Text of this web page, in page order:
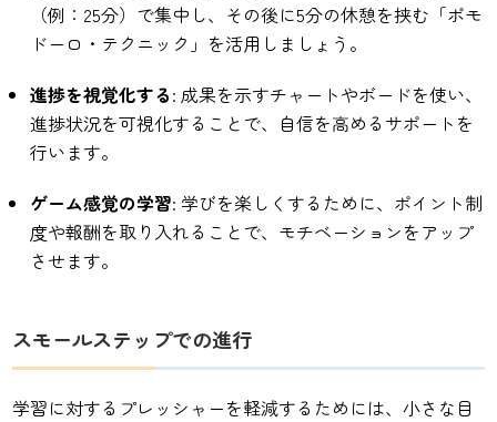
（例：25分）で集中し、その後に5分の休憩を挟む「ポモ
ドーロ・テクニック」を活用しましょう。
進捗を視覚化する: 成果を示すチャートやボードを使い、
進捗状況を可視化することで、自信を高めるサポートを
行います。
ゲーム感覚の学習: 学びを楽しくするために、ポイント制
度や報酬を取り入れることで、モチベーションをアップ
させます。
スモールステップでの進行
学習に対するプレッシャーを軽減するためには、小さな目